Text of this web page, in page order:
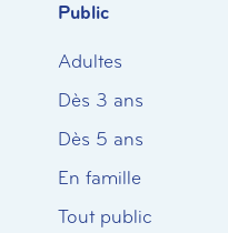
Public
Adultes
Dès 3 ans
Dès 5 ans
En famille
Tout public